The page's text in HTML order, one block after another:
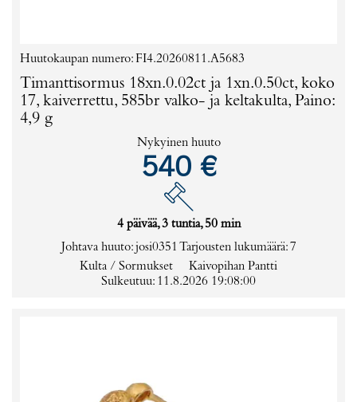
Huutokaupan numero: FI4.20260811.A5683
Timanttisormus 18xn.0.02ct ja 1xn.0.50ct, koko
17, kaiverrettu, 585br valko- ja keltakulta, Paino:
4,9 g
Nykyinen huuto
540 €
4 päivää, 3 tuntia, 50 min
Johtava huuto:josi0351 Tarjousten lukumäärä:7
Kulta / Sormukset
Kaivopihan Pantti
Sulkeutuu: 11.8.2026 19:08:00